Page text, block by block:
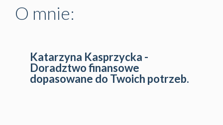
O mnie:
Katarzyna Kasprzycka -
Doradztwo finansowe
dopasowane do Twoich potrzeb.